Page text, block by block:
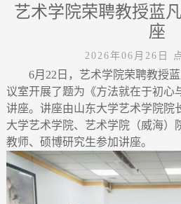
艺术学院荣聘教授蓝
座
2026年06月26日
6月22日，艺术学院荣聘教授
议室开展了题为《方法就在于初心
讲座。讲座由山东大学艺术学院院
大学艺术学院、艺术学院（威海）
教师、硕博研究生参加讲座。